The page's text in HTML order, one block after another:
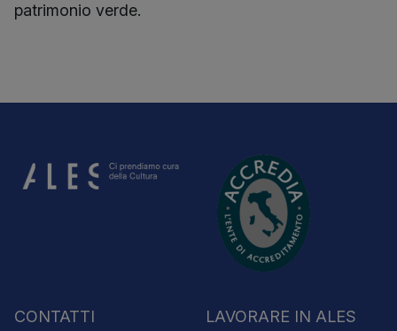
patrimonio verde.
CONTATTI LAVORARE IN ALES